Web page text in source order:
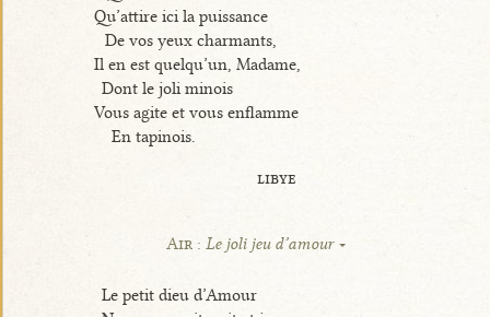
Qu’attire ici la puissance
De vos yeux charmants,
Il en est quelqu’un, Madame,
Dont le joli minois
Vous agite et vous enflamme
En tapinois.
libye
Air : Le joli jeu d’amour
Le petit dieu d’Amour